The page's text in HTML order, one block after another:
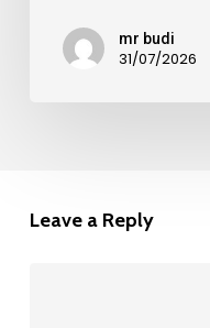
mr budi
31/07/2026
Leave a Reply